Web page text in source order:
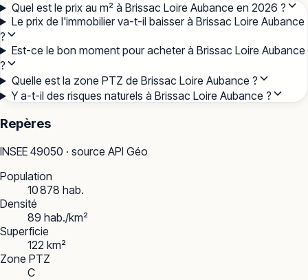
Quel est le prix au m² à Brissac Loire Aubance en 2026 ?
Le prix de l'immobilier va-t-il baisser à Brissac Loire Aubance
?
Est-ce le bon moment pour acheter à Brissac Loire Aubance
?
Quelle est la zone PTZ de Brissac Loire Aubance ?
Y a-t-il des risques naturels à Brissac Loire Aubance ?
Repères
INSEE 49050 · source API Géo
Population
10 878 hab.
Densité
89 hab./km²
Superficie
122 km²
Zone PTZ
C